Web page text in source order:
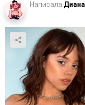
Написала Диана